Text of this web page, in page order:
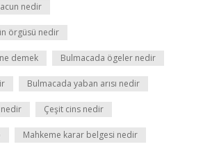
nedir
örgüsü nedir
demek Bulmacada ögeler nedir
Bulmacada yaban arısı nedir
nedir Çeşit cins nedir
Mahkeme karar belgesi nedir